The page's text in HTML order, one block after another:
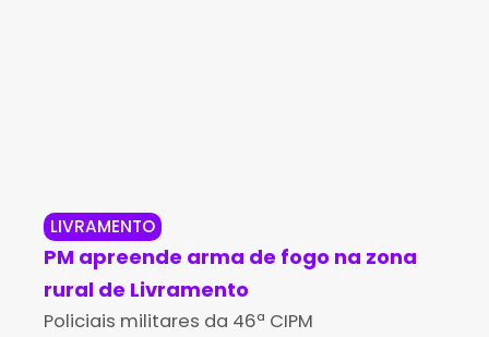
LIVRAMENTO
PM apreende arma de fogo na zona
rural de Livramento
Policiais militares da 46ª CIPM